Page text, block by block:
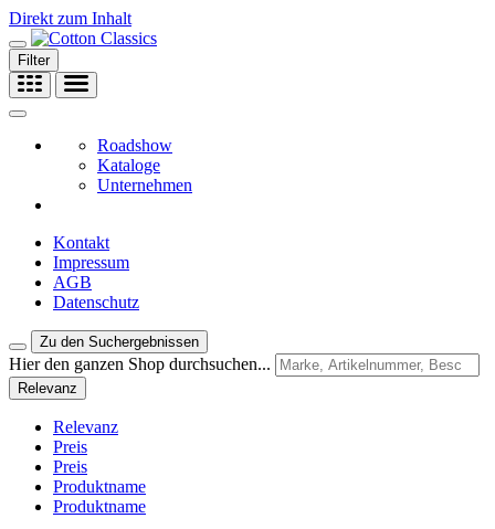
Direkt zum Inhalt
Filter
Roadshow
Kataloge
Unternehmen
Kontakt
Impressum
AGB
Datenschutz
Zu den Suchergebnissen
Hier den ganzen Shop durchsuchen...
Relevanz
Relevanz
Preis
Preis
Produktname
Produktname